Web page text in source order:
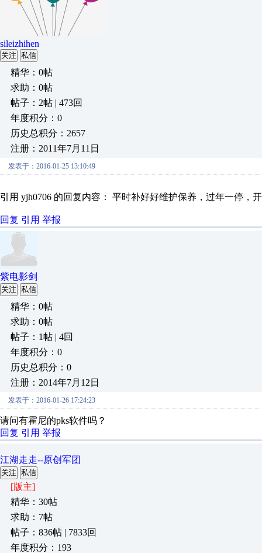
sileizhihen
关注 私信
精华：0帖
求助：0帖
帖子：2帖 | 473回
年度积分：0
历史总积分：2657
注册：2011年7月11日
发表于：2016-01-25 13:10:49
引用 yjh0706 的回复内容： 平时补好好维护保养，过年一停，
回复 引用 举报
紫电影剑
关注 私信
精华：0帖
求助：0帖
帖子：1帖 | 4回
年度积分：0
历史总积分：0
注册：2014年7月12日
发表于：2016-01-26 17:24:23
请问有霍尼的pks软件吗？
回复 引用 举报
江湖走走--原创军团
关注 私信
[版主]
精华：30帖
求助：7帖
帖子：836帖 | 7833回
年度积分：193